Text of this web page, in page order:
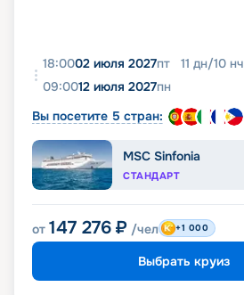
18:0002 июля 2027пт 11 дн/10 нч
09:0012 июля 2027пн
Вы посетите 5 стран:
MSC Sinfonia
СТАНДАРТ
от 147 276 ₽ /чел +1 000
Выбрать круиз